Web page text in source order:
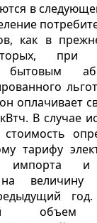
в
как в
при
бытовым
оплачивает
В случае
тарифу
и
величину
объем